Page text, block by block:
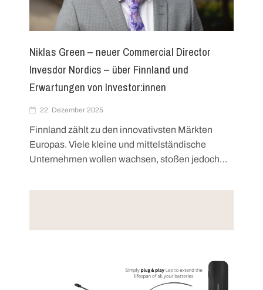
Niklas Green – neuer Commercial Director
Invesdor Nordics – über Finnland und
Erwartungen von Investor:innen
22. Dezember 2025
Finnland zählt zu den innovativsten Märkten
Europas. Viele kleine und mittelständische
Unternehmen wollen wachsen, stoßen jedoch…